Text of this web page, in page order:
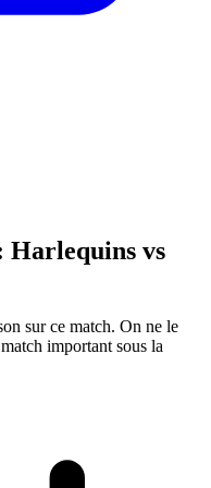
Harlequins vs
sur ce match. On ne le
important sous la